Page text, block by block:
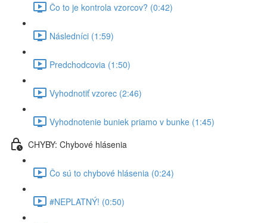
Čo to je kontrola vzorcov? (0:42)
Následníci (1:59)
Predchodcovia (1:50)
Vyhodnotiť vzorec (2:46)
Vyhodnotenie buniek priamo v bunke (1:45)
CHYBY: Chybové hlásenia
Čo sú to chybové hlásenia (0:24)
#NEPLATNÝ! (0:50)